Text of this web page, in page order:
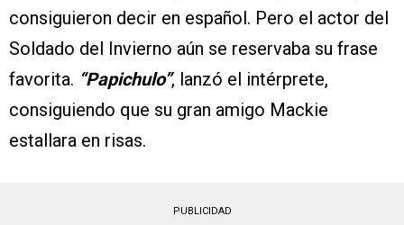
consiguieron decir en español. Pero el actor del
Soldado del Invierno aún se reservaba su frase
favorita. “Papichulo”, lanzó el intérprete,
consiguiendo que su gran amigo Mackie
estallara en risas.
PUBLICIDAD